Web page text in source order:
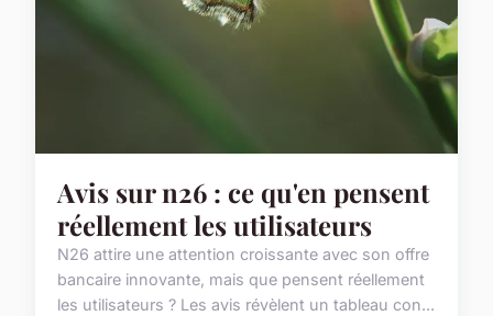
Avis sur n26 : ce qu'en pensent
réellement les utilisateurs
N26 attire une attention croissante avec son offre
bancaire innovante, mais que pensent réellement
les utilisateurs ? Les avis révèlent un tableau con...